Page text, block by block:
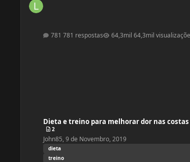
781 respostas 64,3mil
Dieta e treino para melhorar dor nas costas
2
John85, 9 de Novembro, 2019
dieta
treino